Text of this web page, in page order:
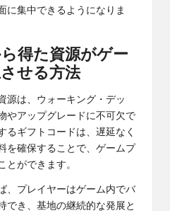
に集中できるようになりま
得た資源がゲー
せる方法
源は、ウォーキング・デッ
やアップグレードに不可欠で
るギフトコードは、遅延なく
を確保することで、ゲームプ
とができます。
、プレイヤーはゲーム内でバ
でき、基地の継続的な発展と